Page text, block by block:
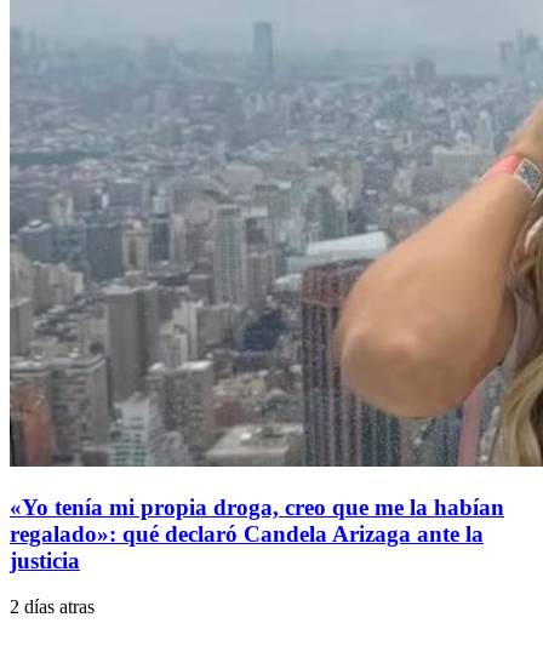
«Yo tenía mi propia droga, creo que me la habían
regalado»: qué declaró Candela Arizaga ante la
justicia
2 días atras